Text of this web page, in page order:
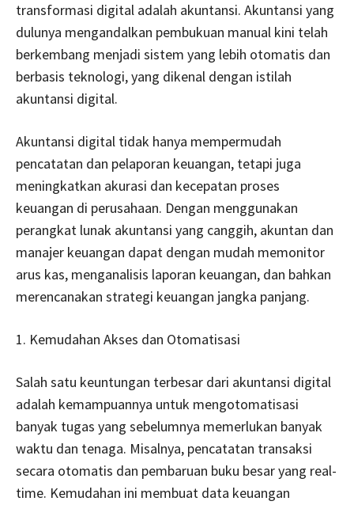
transformasi digital adalah akuntansi. Akuntansi yang
dulunya mengandalkan pembukuan manual kini telah
berkembang menjadi sistem yang lebih otomatis dan
berbasis teknologi, yang dikenal dengan istilah
akuntansi digital.
Akuntansi digital tidak hanya mempermudah
pencatatan dan pelaporan keuangan, tetapi juga
meningkatkan akurasi dan kecepatan proses
keuangan di perusahaan. Dengan menggunakan
perangkat lunak akuntansi yang canggih, akuntan dan
manajer keuangan dapat dengan mudah memonitor
arus kas, menganalisis laporan keuangan, dan bahkan
merencanakan strategi keuangan jangka panjang.
1. Kemudahan Akses dan Otomatisasi
Salah satu keuntungan terbesar dari akuntansi digital
adalah kemampuannya untuk mengotomatisasi
banyak tugas yang sebelumnya memerlukan banyak
waktu dan tenaga. Misalnya, pencatatan transaksi
secara otomatis dan pembaruan buku besar yang real-
time. Kemudahan ini membuat data keuangan